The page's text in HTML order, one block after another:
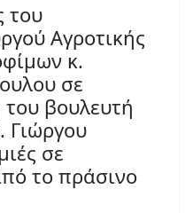
του
Αγροτικής
κ.
σε
βουλευτή
Γιώργου
σε
το πράσινο